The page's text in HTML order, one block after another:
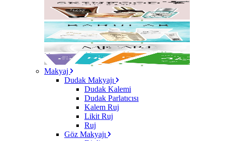
Makyaj
Dudak Makyajı
Dudak Kalemi
Dudak Parlatıcısı
Kalem Ruj
Likit Ruj
Ruj
Göz Makyajı